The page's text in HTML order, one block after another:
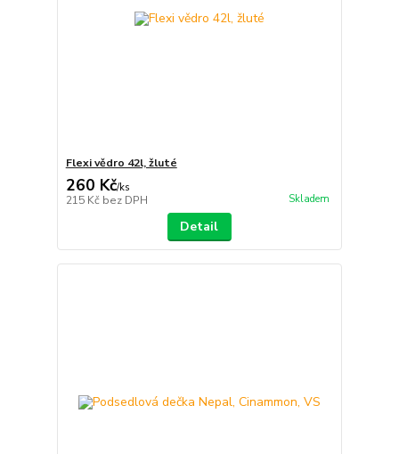
Flexi vědro 42l, žluté
260 Kč/ks
215 Kč bez DPH Skladem
Detail